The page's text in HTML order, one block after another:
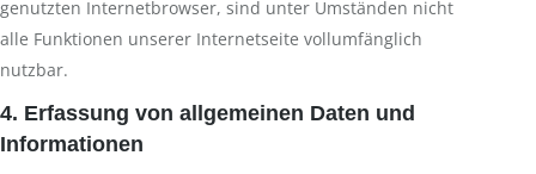
genutzten Internetbrowser, sind unter Umständen nicht
alle Funktionen unserer Internetseite vollumfänglich
nutzbar.
4. Erfassung von allgemeinen Daten und
Informationen